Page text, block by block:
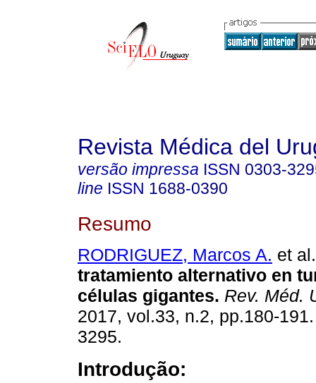
Revista Médica del
versão impressa ISSN 0303-
line ISSN 1688-0390
Resumo
RODRIGUEZ, Marcos A. et al.
tratamiento alternativo en
células gigantes. Rev. Méd.
2017, vol.33, n.2, pp.180-
3295.
Introdução: